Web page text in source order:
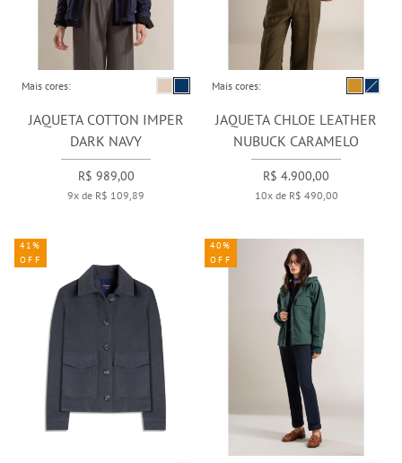
Mais cores:
JAQUETA COTTON IMPER
DARK NAVY
R$ 989,00
9x de R$ 109,89
Mais cores:
JAQUETA CHLOE LEATHER
NUBUCK CARAMELO
R$ 4.900,00
10x de R$ 490,00
41%
OFF
40%
OFF